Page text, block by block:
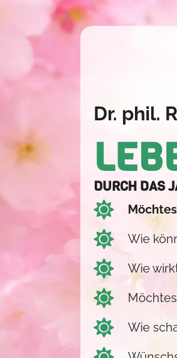
Dr. phil.
DURCH DAS
Wie
Wie
Wie